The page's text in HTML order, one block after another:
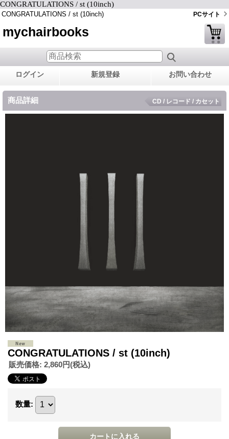
CONGRATULATIONS / st (10inch)
CONGRATULATIONS / st (10inch) PCサイト
mychairbooks
ログイン 新規登録 お問い合わせ
商品詳細 CD / レコード / カセット
CONGRATULATIONS / st (10inch)
販売価格: 2,860円(税込)
数量: